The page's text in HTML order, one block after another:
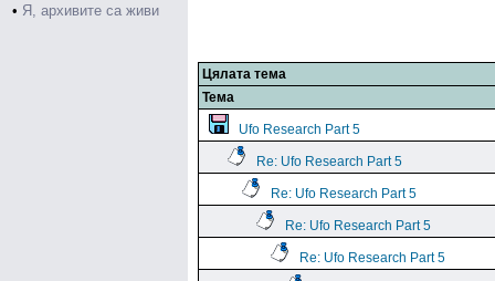
• Я, архивите са живи
Цялата тема
Тема
Ufo Research Part 5
Re: Ufo Research Part 5
Re: Ufo Research Part 5
Re: Ufo Research Part 5
Re: Ufo Research Part 5